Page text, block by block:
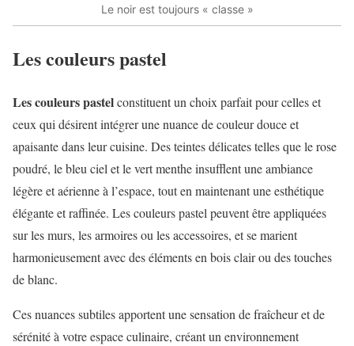
Le noir est toujours « classe »
Les couleurs pastel
Les couleurs pastelconstituent un choix parfait pour celles et
ceux qui désirent intégrer une nuance de couleur douce et
apaisante dans leur cuisine. Des teintes délicates telles que le rose
poudré, le bleu ciel et le vert menthe insufflent une ambiance
légère et aérienne à l’espace, tout en maintenant une esthétique
élégante et raffinée. Les couleurs pastel peuvent être appliquées
sur les murs, les armoires ou les accessoires, et se marient
harmonieusement avec des éléments en bois clair ou des touches
de blanc.
Ces nuances subtiles apportent une sensation de fraîcheur et de
sérénité à votre espace culinaire, créant un environnement